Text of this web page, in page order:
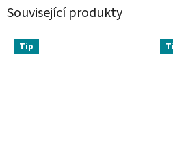
Související produkty
Tip